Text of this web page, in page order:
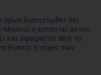
διαπιστωθεί ότι
ή καταστεί εκτός
και αφαιρείται από το
θίγεται η ισχύς των